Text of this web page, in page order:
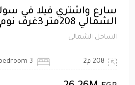
سارع واشتري فيلا في
الشمالي 208متر 3غرف نوم
الساحل الشمالى
208 م2 3 bedroom